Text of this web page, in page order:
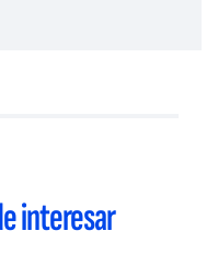
interesar